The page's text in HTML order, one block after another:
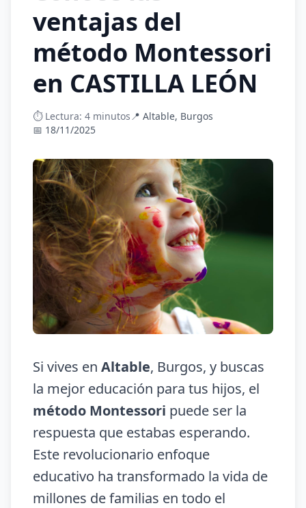
ventajas del
método Montessori
en CASTILLA LEÓN
⏱️ Lectura: 4 minutos📍 Altable, Burgos
📅 18/11/2025
Si vives en Altable, Burgos, y buscas
la mejor educación para tus hijos, el
método Montessori puede ser la
respuesta que estabas esperando.
Este revolucionario enfoque
educativo ha transformado la vida de
millones de familias en todo el